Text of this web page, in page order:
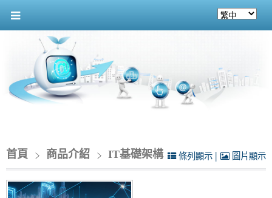
首頁 商品介紹 IT基礎架構 條列顯示 | 圖片顯示